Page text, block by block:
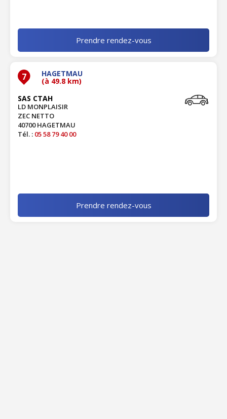
Prendre rendez-vous
7 HAGETMAU
(à 49.8 km)
SAS CTAH
LD MONPLAISIR
ZEC NETTO
40700 HAGETMAU
Tél. : 05 58 79 40 00
Prendre rendez-vous